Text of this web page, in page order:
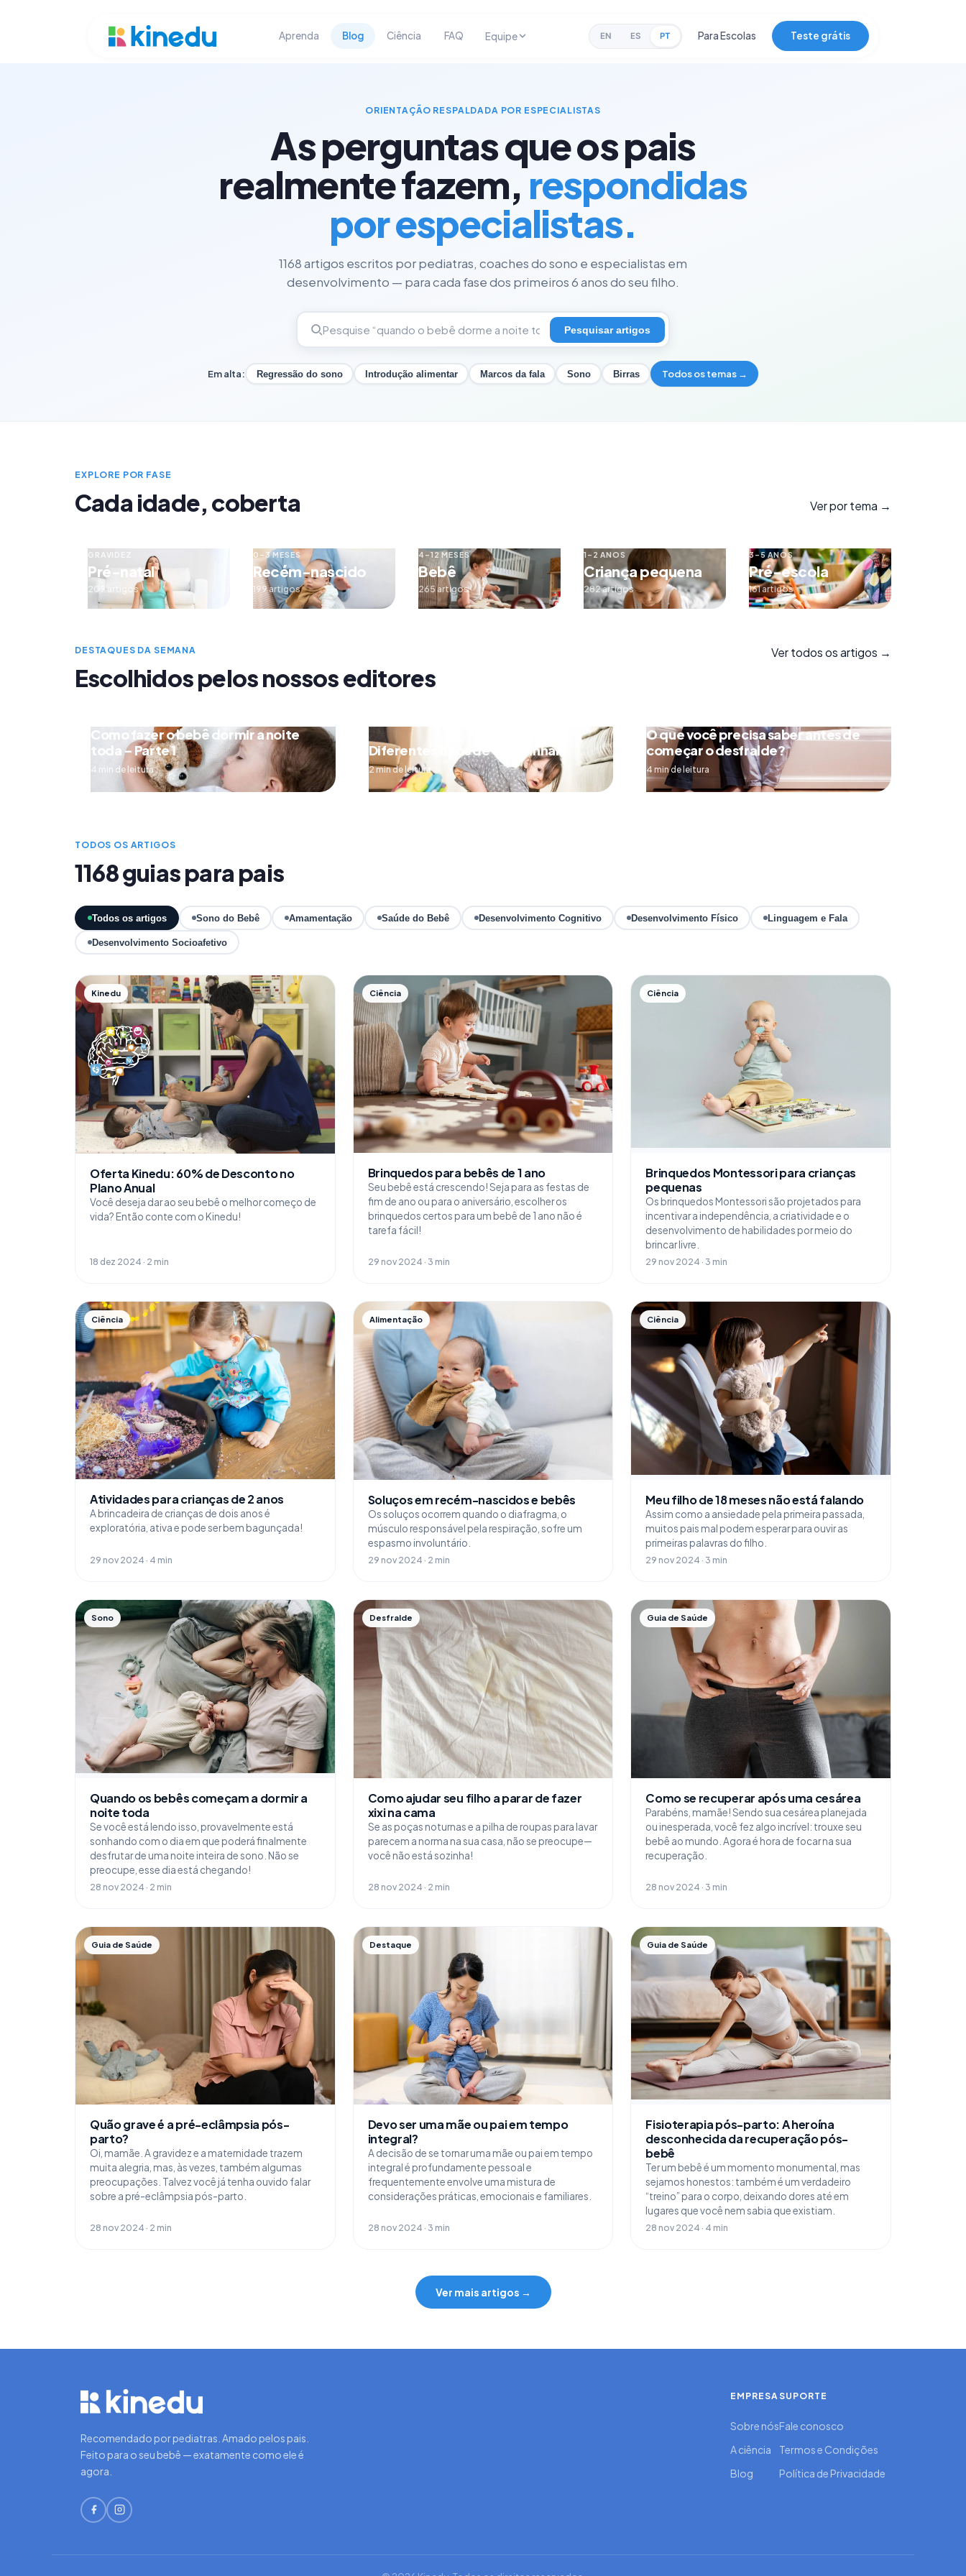
Aprenda Blog Ciência FAQ Equipe EN ES PT Para Escolas Teste grátis
ORIENTAÇÃO RESPALDADA POR ESPECIALISTAS
As perguntas que os pais
realmente fazem,respondidas
por especialistas.
1168 artigos escritos por pediatras, coaches do sono e especialistas em
desenvolvimento — para cada fase dos primeiros 6 anos do seu filho.
Pesquisar artigos
Em alta: Regressão do sono Introdução alimentar Marcos da fala Sono Birras Todos os temas →
EXPLORE POR FASE
Cada idade, coberta Ver por tema →
GRAVIDEZ
Pré-natal
209 artigos
0–3 MESES
Recém-nascido
199 artigos
4–12 MESES
Bebê
265 artigos
1–2 ANOS
Criança pequena
282 artigos
3–5 ANOS
Pré-escola
161 artigos
DESTAQUES DA SEMANA
Escolhidos pelos nossos editores
Ver todos os artigos →
Como fazer o bebê dormir a noite
toda – Parte 1
4 min de leitura
Diferentes tipos de engatinhar
2 min de leitura
O que você precisa saber antes de
começar o desfralde?
4 min de leitura
TODOS OS ARTIGOS
1168 guias para pais
Todos os artigos Sono do Bebê Amamentação Saúde do Bebê Desenvolvimento Cognitivo Desenvolvimento Físico Linguagem e Fala
Desenvolvimento Socioafetivo
Kinedu
Oferta Kinedu: 60% de Desconto no
Plano Anual
Você deseja dar ao seu bebê o melhor começo de
vida? Então conte com o Kinedu!
18 dez 2024 · 2 min
Ciência
Brinquedos para bebês de 1 ano
Seu bebê está crescendo! Seja para as festas de
fim de ano ou para o aniversário, escolher os
brinquedos certos para um bebê de 1 ano não é
tarefa fácil!
29 nov 2024 · 3 min
Ciência
Brinquedos Montessori para crianças
pequenas
Os brinquedos Montessori são projetados para
incentivar a independência, a criatividade e o
desenvolvimento de habilidades por meio do
brincar livre.
29 nov 2024 · 3 min
Ciência
Atividades para crianças de 2 anos
A brincadeira de crianças de dois anos é
exploratória, ativa e pode ser bem bagunçada!
29 nov 2024 · 4 min
Alimentação
Soluços em recém-nascidos e bebês
Os soluços ocorrem quando o diafragma, o
músculo responsável pela respiração, sofre um
espasmo involuntário.
29 nov 2024 · 2 min
Ciência
Meu filho de 18 meses não está falando
Assim como a ansiedade pela primeira passada,
muitos pais mal podem esperar para ouvir as
primeiras palavras do filho.
29 nov 2024 · 3 min
Sono
Quando os bebês começam a dormir a
noite toda
Se você está lendo isso, provavelmente está
sonhando com o dia em que poderá finalmente
desfrutar de uma noite inteira de sono. Não se
preocupe, esse dia está chegando!
28 nov 2024 · 2 min
Desfralde
Como ajudar seu filho a parar de fazer
xixi na cama
Se as poças noturnas e a pilha de roupas para lavar
parecem a norma na sua casa, não se preocupe—
você não está sozinha!
28 nov 2024 · 2 min
Guia de Saúde
Como se recuperar após uma cesárea
Parabéns, mamãe! Sendo sua cesárea planejada
ou inesperada, você fez algo incrível: trouxe seu
bebê ao mundo. Agora é hora de focar na sua
recuperação.
28 nov 2024 · 3 min
Guia de Saúde
Quão grave é a pré-eclâmpsia pós-
parto?
Oi, mamãe. A gravidez e a maternidade trazem
muita alegria, mas, às vezes, também algumas
preocupações. Talvez você já tenha ouvido falar
sobre a pré-eclâmpsia pós-parto.
28 nov 2024 · 2 min
Destaque
Devo ser uma mãe ou pai em tempo
integral?
A decisão de se tornar uma mãe ou pai em tempo
integral é profundamente pessoal e
frequentemente envolve uma mistura de
considerações práticas, emocionais e familiares.
28 nov 2024 · 3 min
Guia de Saúde
Fisioterapia pós-parto: A heroína
desconhecida da recuperação pós-
bebê
Ter um bebê é um momento monumental, mas
sejamos honestos: também é um verdadeiro
“treino” para o corpo, deixando dores até em
lugares que você nem sabia que existiam.
28 nov 2024 · 4 min
Ver mais artigos →
Recomendado por pediatras. Amado pelos pais.
Feito para o seu bebê — exatamente como ele é
agora.
EMPRESA
Sobre nós
A ciência
Blog
SUPORTE
Fale conosco
Termos e Condições
Política de Privacidade